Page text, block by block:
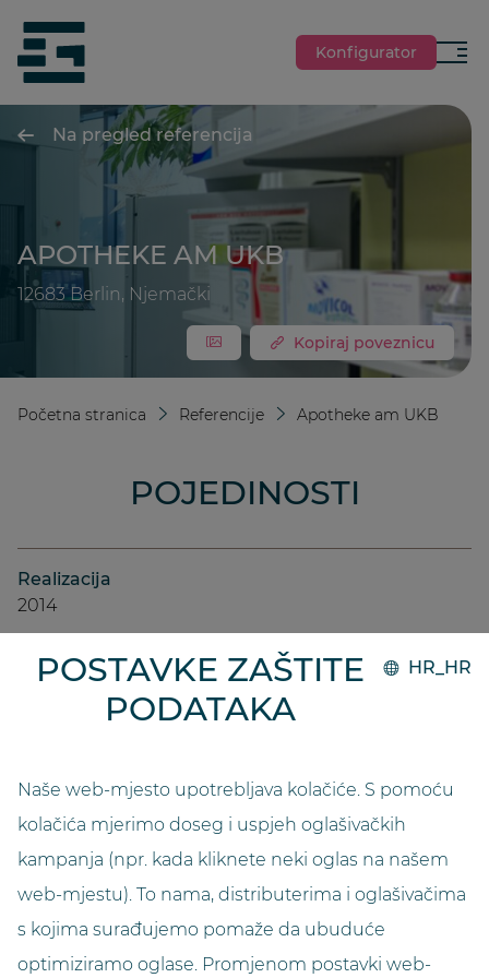
siteLogo
Konfigurator
Na pregled referencija
APOTHEKE AM UKB
12683 Berlin, Njemački
Kopiraj poveznicu
Početna stranica Referencije Apotheke am UKB
POJEDINOSTI
Realizacija
2014
Sustav
GO.compact
10000
2,5
Širina (u metrima)
3,0
POSTAVKE ZAŠTITE
PODATAKA
HR_HR
Naše web-mjesto upotrebljava kolačiće. S pomoću
kolačića mjerimo doseg i uspjeh oglašivačkih
kampanja (npr. kada kliknete neki oglas na našem
web-mjestu). To nama, distributerima i oglašivačima
s kojima surađujemo pomaže da ubuduće
optimiziramo oglase. Promjenom postavki web-